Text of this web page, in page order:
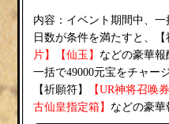
内容：イベント期間中、
日数が条件を満たすと、【
片】【仙玉】 などの豪華報
一括で49000元宝をチャー
【祈願符】
【UR神将召唤
古仙皇指定箱】 などの豪華